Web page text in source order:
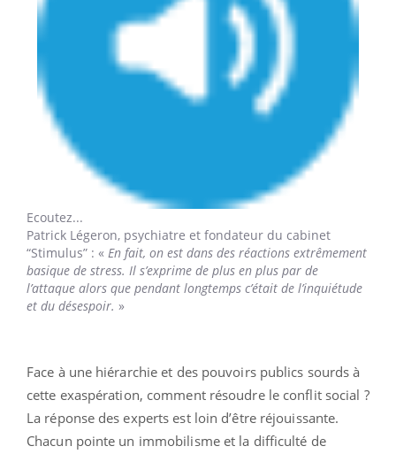
Ecoutez...
Patrick Légeron, psychiatre et fondateur du cabinet
“Stimulus” : « En fait, on est dans des réactions extrêmement
basique de stress. Il s’exprime de plus en plus par de
l’attaque alors que pendant longtemps c’était de l’inquiétude
et du désespoir. »
Face à une hiérarchie et des pouvoirs publics sourds à
cette exaspération, comment résoudre le conflit social ?
La réponse des experts est loin d’être réjouissante.
Chacun pointe un immobilisme et la difficulté de